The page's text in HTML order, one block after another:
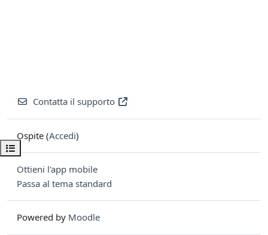
Apri indice del corso
Contatta il supporto
Ospite (Accedi)
Ottieni l'app mobile
Passa al tema standard
Powered by Moodle